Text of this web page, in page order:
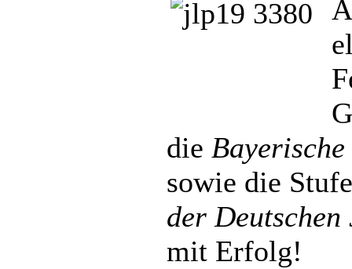
die
sowie die
der
mit Erfolg!